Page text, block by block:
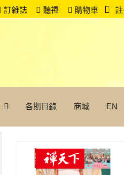
訂雜誌 聽禪 購物車
各期目錄 商城 EN